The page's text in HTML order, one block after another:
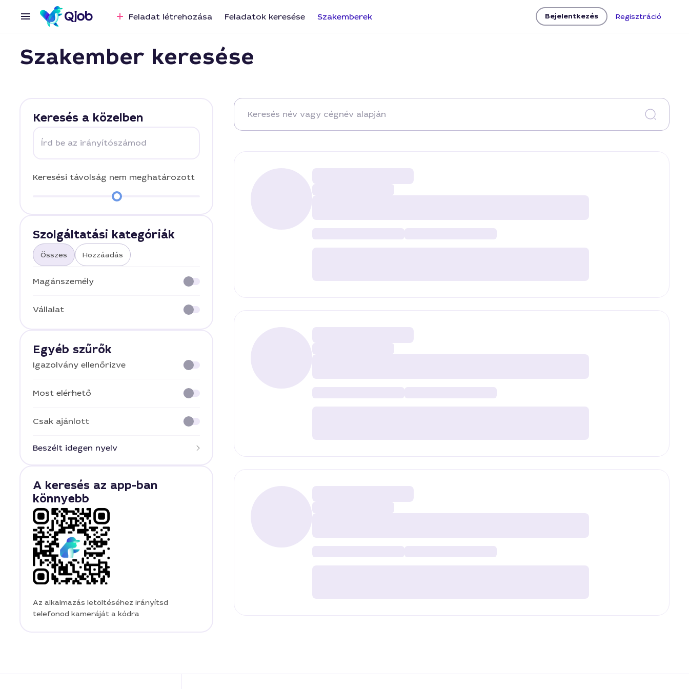
Feladat létrehozása Feladatok keresése Szakemberek Bejelentkezés Regisztráció
Szakember keresése
Keresés a közelben
Írd be az irányítószámod
Keresési távolság nem meghatározott
Szolgáltatási kategóriák
Összes Hozzáadás
Magánszemély
Vállalat
Egyéb szűrők
Igazolvány ellenőrizve
Most elérhető
Csak ajánlott
Beszélt idegen nyelv
A keresés az app-ban
könnyebb
Az alkalmazás letöltéséhez irányítsd
telefonod kameráját a kódra